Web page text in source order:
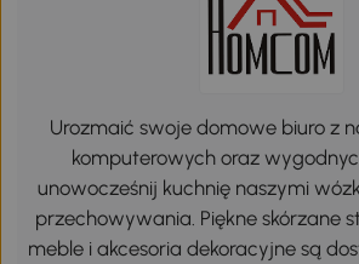
Urozmaić swoje domowe biuro z
komputerowych oraz
unowocześnij kuchnię naszymi
przechowywania. Piękne skórzane
meble i akcesoria dekoracyjne są